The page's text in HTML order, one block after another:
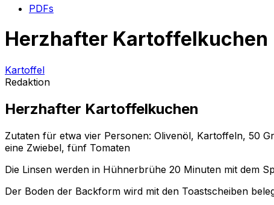
PDFs
Herzhafter Kartoffelkuchen
Kartoffel
Redaktion
Herzhafter Kartoffelkuchen
Zutaten für etwa vier Personen: Olivenöl, Kartoffeln, 50
eine Zwiebel, fünf Tomaten
Die Linsen werden in Hühnerbrühe 20 Minuten mit dem
Der Boden der Backform wird mit den Toastscheiben